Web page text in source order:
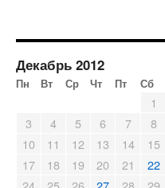
Декабрь 2012
Пн Вт Ср Чт Пт Сб
1
3
4 5 6 7 8
10
11 12 13 14 15
17
18 19 20 21 22